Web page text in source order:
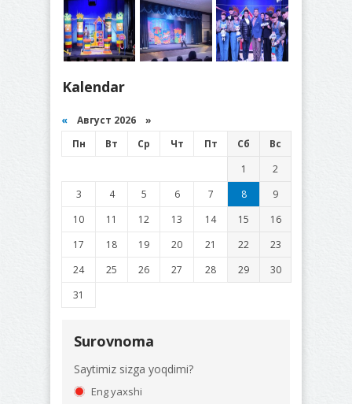
Kalendar
« Август 2026 »
Пн
Вт Ср Чт Пт Сб
Вс
1
2
3
4 5 6 7 8
9
10
11 12 13 14 15
16
17
18 19 20 21 22
23
24
25 26 27 28 29
30
31
Surovnoma
Saytimiz sizga yoqdimi?
Eng yaxshi